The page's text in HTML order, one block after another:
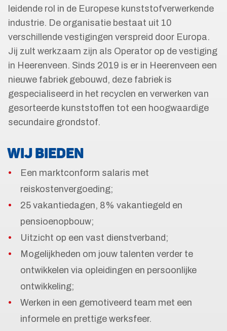
leidende rol in de Europese kunststofverwerkende
industrie. De organisatie bestaat uit 10
verschillende vestigingen verspreid door Europa.
Jij zult werkzaam zijn als Operator op de vestiging
in Heerenveen. Sinds 2019 is er in Heerenveen een
nieuwe fabriek gebouwd, deze fabriek is
gespecialiseerd in het recyclen en verwerken van
gesorteerde kunststoffen tot een hoogwaardige
secundaire grondstof.
WIJ BIEDEN
Een marktconform salaris met
reiskostenvergoeding;
25 vakantiedagen, 8% vakantiegeld en
pensioenopbouw;
Uitzicht op een vast dienstverband;
Mogelijkheden om jouw talenten verder te
ontwikkelen via opleidingen en persoonlijke
ontwikkeling;
Werken in een gemotiveerd team met een
informele en prettige werksfeer.